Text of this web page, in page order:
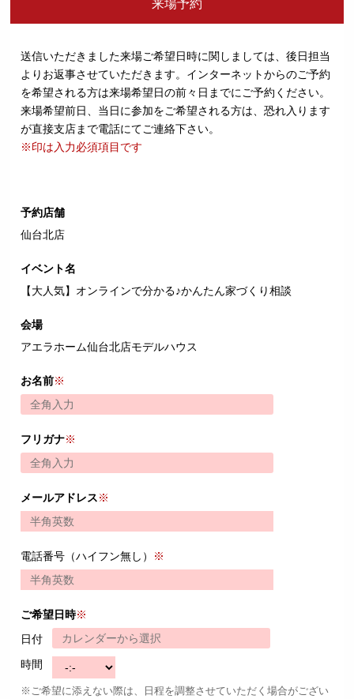
来場予約
送信いただきました来場ご希望日時に関しましては、後日担当
よりお返事させていただきます。 インターネットからのご予約
を希望される方は来場希望日の前々日までにご予約ください。
来場希望前日、当日に参加をご希望される方は、恐れ入ります
が直接支店まで電話にてご連絡下さい。
※印は入力必須項目です
予約店舗
仙台北店
イベント名
【大人気】オンラインで分かる♪かんたん家づくり相談
会場
アエラホーム仙台北店モデルハウス
お名前※
フリガナ※
メールアドレス※
電話番号（ハイフン無し） ※
ご希望日時※
日付
時間
※ご希望に添えない際は、日程を調整させていただく場合がござい